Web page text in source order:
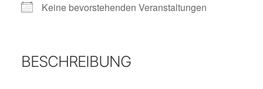
Keine bevorstehenden Veranstaltungen
BESCHREIBUNG